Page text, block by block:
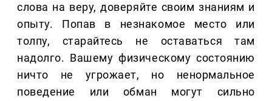
слова на веру, доверяйте своим знаниям и
опыту. Попав в незнакомое место или
толпу, старайтесь не оставаться там
надолго. Вашему физическому состоянию
ничто не угрожает, но ненормальное
поведение или обман могут сильно